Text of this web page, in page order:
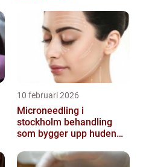
10 februari 2026
Microneedling i
stockholm behandling
som bygger upp huden